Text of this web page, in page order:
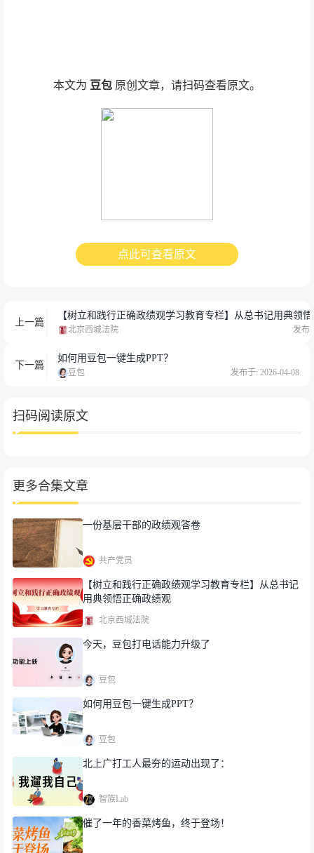
本文为 豆包 原创文章，请扫码查看原文。
点此可查看原文
上一篇
【树立和践行正确政绩观学习教育专栏】从总书记用典领
北京西城法院 发布
下一篇
如何用豆包一键生成PPT？
豆包 发布于: 2026-04-08
扫码阅读原文
更多合集文章
一份基层干部的政绩观答卷
共产党员
【树立和践行正确政绩观学习教育专栏】从总书记
用典领悟正确政绩观
北京西城法院
今天，豆包打电话能力升级了
豆包
如何用豆包一键生成PPT？
豆包
北上广打工人最夯的运动出现了：
智族Lab
催了一年的香菜烤鱼，终于登场！